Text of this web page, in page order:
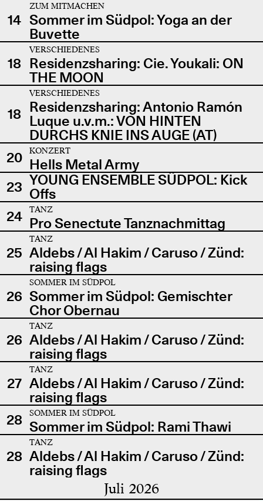
14
ZUM MITMACHEN
Sommer im Südpol: Yoga an der
Buvette
18
VERSCHIEDENES
Residenzsharing: Cie. Youkali: ON
THE MOON
18
VERSCHIEDENES
Residenzsharing: Antonio Ramón
Luque u.v.m.: VON HINTEN
DURCHS KNIE INS AUGE (AT)
20
KONZERT
Hells Metal Army
23 YOUNG ENSEMBLE SÜDPOL: Kick
Offs
24
TANZ
Pro Senectute Tanznachmittag
25
TANZ
Aldebs / Al Hakim / Caruso / Zünd:
raising flags
26
SOMMER IM SÜDPOL
Sommer im Südpol: Gemischter
Chor Obernau
26
TANZ
Aldebs / Al Hakim / Caruso / Zünd:
raising flags
27
TANZ
Aldebs / Al Hakim / Caruso / Zünd:
raising flags
28
SOMMER IM SÜDPOL
Sommer im Südpol: Rami Thawi
28
TANZ
Aldebs / Al Hakim / Caruso / Zünd:
raising flags
Juli 2026